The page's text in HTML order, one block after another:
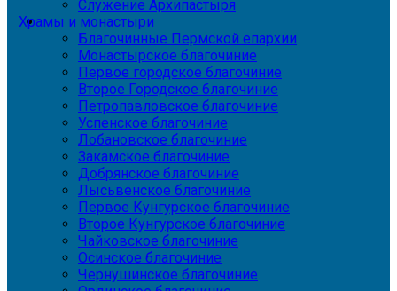
Служение Архипастыря
Храмы и монастыри
Благочинные Пермской епархии
Монастырское благочиние
Первое городское благочиние
Второе Городское благочиние
Петропавловское благочиние
Успенское благочиние
Лобановское благочиние
Закамское благочиние
Добрянское благочиние
Лысьвенское благочиние
Первое Кунгурское благочиние
Второе Кунгурское благочиние
Чайковское благочиние
Осинское благочиние
Чернушинское благочиние